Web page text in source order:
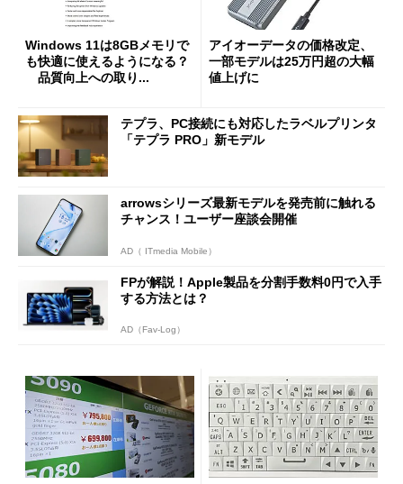
Windows 11は8GBメモリで
も快適に使えるようになる？
品質向上への取り...
アイオーデータの価格改定、
一部モデルは25万円超の大幅
値上げに
テプラ、PC接続にも対応したラベルプリンタ
「テプラ PRO」新モデル
arrowsシリーズ最新モデルを発売前に触れる
チャンス！ユーザー座談会開催
AD（ ITmedia Mobile）
FPが解説！Apple製品を分割手数料0円で入手
する方法とは？
AD（Fav-Log）